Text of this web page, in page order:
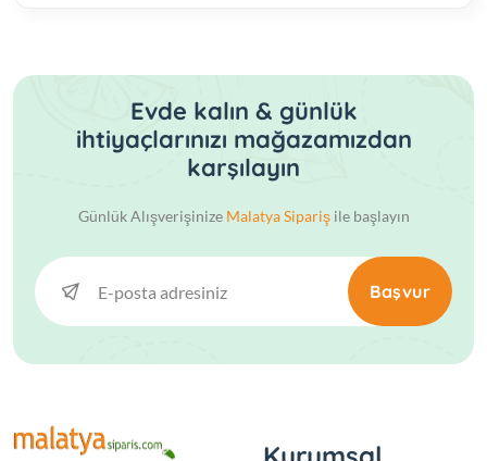
Evde kalın & günlük
ihtiyaçlarınızı mağazamızdan
karşılayın
Günlük Alışverişinize Malatya Siparişile başlayın
Başvur